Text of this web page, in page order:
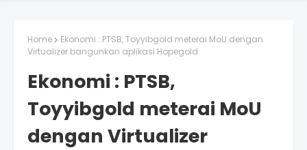
Home
Ekonomi : PTSB, Toyyibgold meterai MoU dengan
Virtualizer bangunkan aplikasi Hopegold
Ekonomi : PTSB,
Toyyibgold meterai MoU
dengan Virtualizer